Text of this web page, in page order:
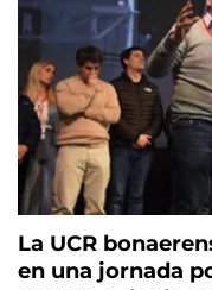
La UCR
en una jornada